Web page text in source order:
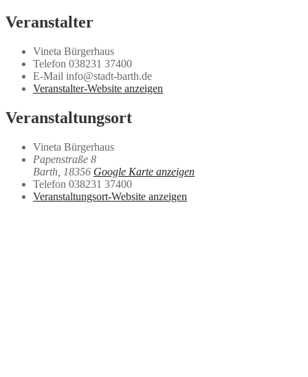
Veranstalter
Vineta Bürgerhaus
Telefon 038231 37400
E-Mail info@stadt-barth.de
Veranstalter-Website anzeigen
Veranstaltungsort
Vineta Bürgerhaus
Papenstraße 8
Barth 18356 Google Karte anzeigen
Telefon 038231 37400
Veranstaltungsort-Website anzeigen